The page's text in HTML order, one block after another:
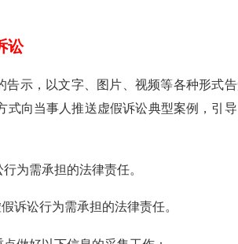
讼
示，以文字、图片、视频等各种形式
向当事人推送虚假诉讼典型案例，引导
为需承担的法律责任。
诉讼行为需承担的法律责任。